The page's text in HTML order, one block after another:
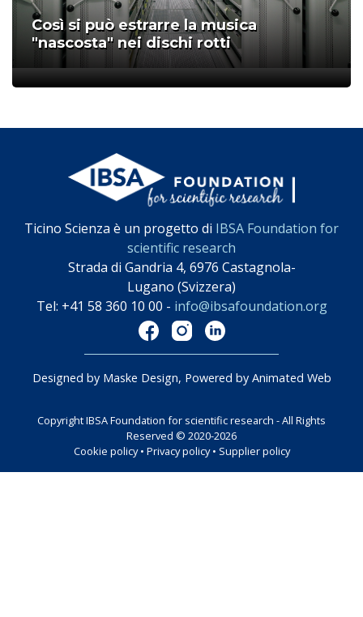
Così si può estrarre la musica
"nascosta" nei dischi rotti
Ticino Scienza è un progetto di IBSA Foundation for
scientific research
Strada di Gandria 4, 6976 Castagnola-
Lugano (Svizzera)
Tel: +41 58 360 10 00 - info@ibsafoundation.org
Designed by Maske Design, Powered by Animated Web
Copyright IBSA Foundation for scientific research - All Rights
Reserved © 2020-2026
Cookie policy• Privacy policy• Supplier policy